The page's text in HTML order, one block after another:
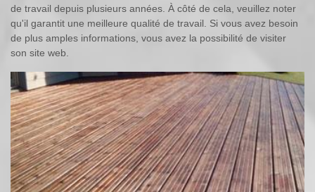
de travail depuis plusieurs années. À côté de cela, veuillez noter
qu'il garantit une meilleure qualité de travail. Si vous avez besoin
de plus amples informations, vous avez la possibilité de visiter
son site web.